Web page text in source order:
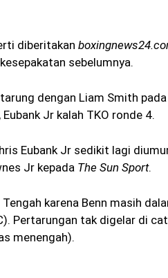
diberitakan
sebelumnya.
dengan Liam Smith
Jr kalah TKO ronde 4.
Eubank Jr sedikit lagi
Jr kepada The Sun Sport.
karena Benn masih
Pertarungan tak digelar di
menengah).